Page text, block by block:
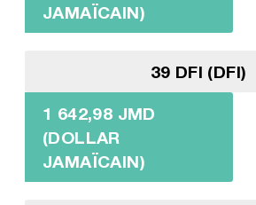
JAMAÏCAIN)
39 DFI (DFI)
1 642,98 JMD
(DOLLAR
JAMAÏCAIN)